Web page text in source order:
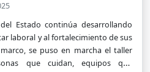
en acciones de
laboral
Estado continúa desarrollando
laboral y al fortalecimiento de sus
se puso en marcha el taller
que cuidan, equipos que